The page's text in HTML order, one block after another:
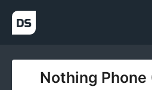
Nothing Phone